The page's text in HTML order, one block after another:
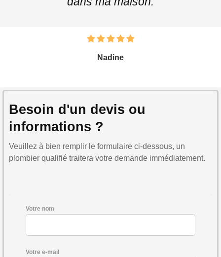
Nadine
Besoin d'un devis ou
informations ?
Veuillez à bien remplir le formulaire ci-dessous, un
plombier qualifié traitera votre demande immédiatement.
Votre nom
Votre e-mail